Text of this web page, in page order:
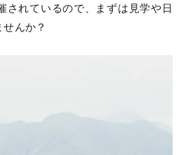
されているので、まずは見学や日
んか？